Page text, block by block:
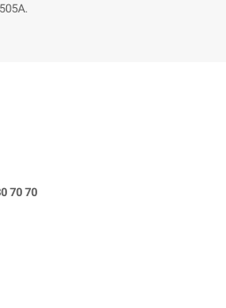
70 70